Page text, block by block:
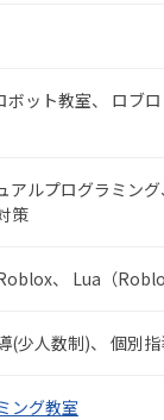
ボット教室 ロブ
アルプログラミング
策
Lua（
(少人数制) 個別
ング教室